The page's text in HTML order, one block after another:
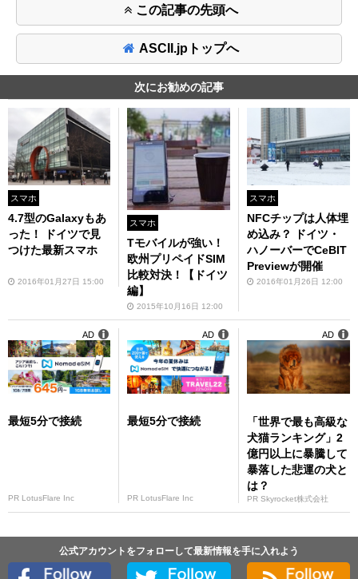
この記事の先頭へ
ASCII.jpトップへ
次にお勧めの記事
スマホ
4.7型のGalaxyもあ
った！ ドイツで見
つけた最新スマホ
2016年01月27日 15:00
スマホ
Tモバイルが強い！
欧州プリペイドSIM
比較対決！【ドイツ
編】
2015年10月16日 12:00
スマホ
NFCチップは人体埋
め込み？ ドイツ・
ハノーバーでCeBIT
Previewが開催
2016年01月26日 12:00
最短5分で接続
PR LotusFlare Inc
AD
最短5分で接続
PR LotusFlare Inc
AD
「世界で最も高級な
犬猫ランキング」2
億円以上に暴騰して
暴落した悲運の犬と
は？
PR Skyrocket株式会社
AD
公式アカウントをフォローして最新情報を手に入れよう